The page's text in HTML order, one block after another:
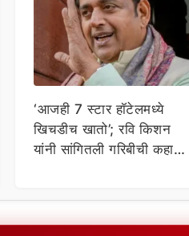
‘आजही 7 स्टार हॉटेलमध्ये
खिचडीच खातो’; रवि किशन
यांनी सांगितली गरिबीची कहाणी,